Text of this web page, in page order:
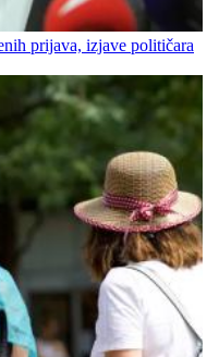
prijava, izjave političara